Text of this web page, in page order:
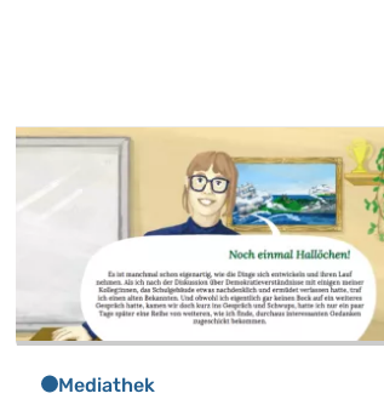
Mediathek